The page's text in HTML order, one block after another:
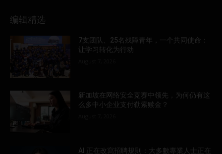
编辑精选
7支团队、25名残障青年，一个共同使命：
让学习转化为行动
新加坡在网络安全竞赛中领先，为何仍有这
么多中小企业支付勒索赎金？
AI 正在改寫招聘規則：大多數專業人士正在